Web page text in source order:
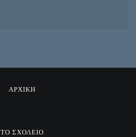
ΑΡΧΙΚΗ
ΤΟ ΣΧΟΛΕΙΟ